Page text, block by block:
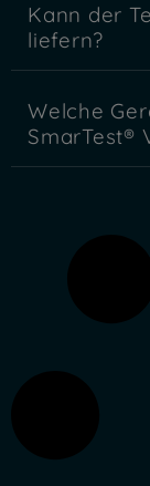
Kann der
liefern?
Welche
SmarTest®